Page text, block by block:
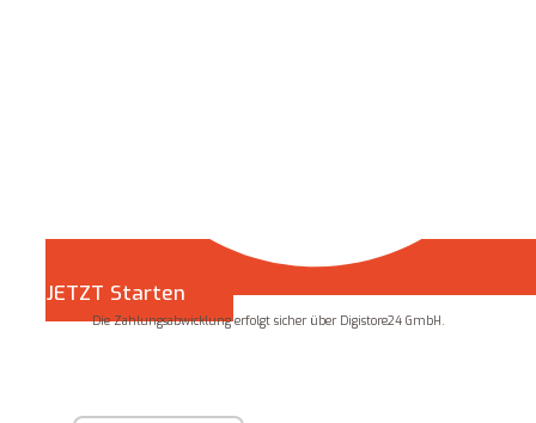
JETZT Starten
Die Zahlungsabwicklung erfolgt sicher über Digistore24 GmbH.